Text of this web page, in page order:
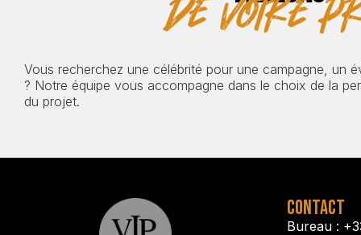
de votre
Vous recherchez une célébrité pour une campagne, un
? Notre équipe vous accompagne dans le choix de la
du projet.
CONTACT
Bureau :